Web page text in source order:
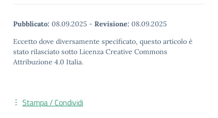
Pubblicato: 08.09.2025 - Revisione: 08.09.2025
Eccetto dove diversamente specificato, questo articolo è
stato rilasciato sotto Licenza Creative Commons
Attribuzione 4.0 Italia.
Stampa / Condividi